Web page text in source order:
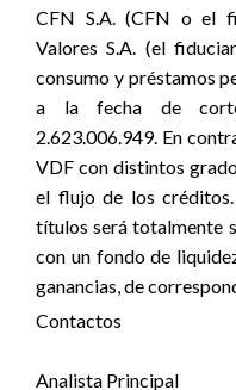
CFN S.A. (CFN o el
Valores S.A. (el
consumo y préstamos
a la fecha de
2.623.006.949. En
VDF con distintos
el flujo de los
títulos será totalmente
con un fondo de
ganancias, de
Contactos
Analista Principal